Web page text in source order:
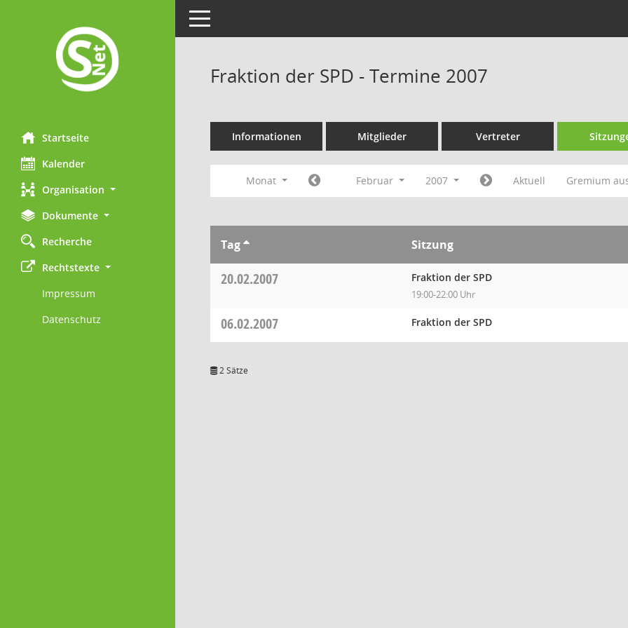
Startseite
Kalender
Organisation
Dokumente
Recherche
Rechtstexte
Impressum
Datenschutz
Toggle navigation
Fraktion der SPD - Termine 2007
Informationen Mitglieder Vertreter
Monat Februar 2007 Aktuell Gremium
Tag Sitzung
20.02.2007 Fraktion der SPD
19:00-22:00 Uhr
06.02.2007 Fraktion der SPD
2 Sätze